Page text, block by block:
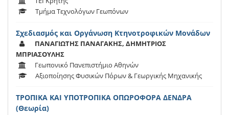
Τμήμα Τεχνολόγων Γεωπόνων
Σχεδιασμός και Οργάνωση Κτηνοτροφικών Μονάδων
ΠΑΝΑΓΙΩΤΗΣ ΠΑΝΑΓΑΚΗΣ, ΔΗΜΗΤΡΙΟΣ
ΜΠΡΙΑΣΟΥΛΗΣ
Γεωπονικό Πανεπιστήμιο Αθηνών
Αξιοποίησης Φυσικών Πόρων & Γεωργικής Μηχανικής
ΤΡΟΠΙΚΑ ΚΑΙ ΥΠΟΤΡΟΠΙΚΑ ΟΠΩΡΟΦΟΡΑ ΔΕΝΔΡΑ
(Θεωρία)